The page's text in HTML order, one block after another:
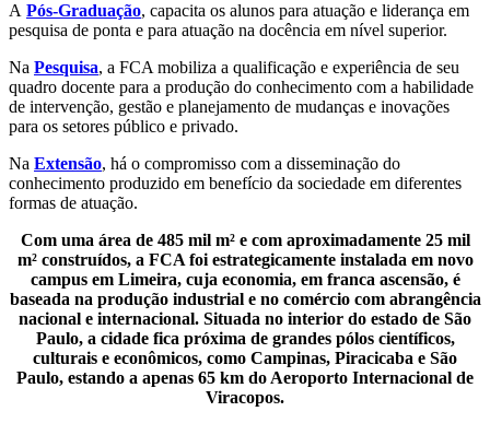
A Pós-Graduação, capacita os alunos para atuação e liderança em
pesquisa de ponta e para atuação na docência em nível superior.
Na Pesquisa, a FCA mobiliza a qualificação e experiência de seu
quadro docente para a produção do conhecimento com a habilidade
de intervenção, gestão e planejamento de mudanças e inovações
para os setores público e privado.
Na Extensão, há o compromisso com a disseminação do
conhecimento produzido em benefício da sociedade em diferentes
formas de atuação.
Com uma área de 485 mil m² e com aproximadamente 25 mil
m² construídos, a FCA foi estrategicamente instalada em novo
campus em Limeira, cuja economia, em franca ascensão, é
baseada na produção industrial e no comércio com abrangência
nacional e internacional. Situada no interior do estado de São
Paulo, a cidade fica próxima de grandes pólos científicos,
culturais e econômicos, como Campinas, Piracicaba e São
Paulo, estando a apenas 65 km do Aeroporto Internacional de
Viracopos.